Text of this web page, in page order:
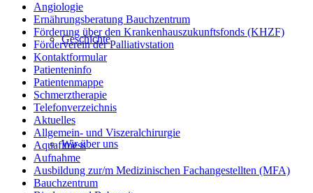
Geschichte
Wir über uns
Angiologie
Ernährungsberatung Bauchzentrum
Förderung über den Krankenhauszukunftsfonds (KHZF)
Förderverein der Palliativstation
Kontaktformular
Patienteninfo
Patientenmappe
Schmerztherapie
Telefonverzeichnis
Aktuelles
Allgemein- und Viszeralchirurgie
Aquafitness
Aufnahme
Ausbildung zur/m Medizinischen Fachangestellten (MFA)
Bauchzentrum